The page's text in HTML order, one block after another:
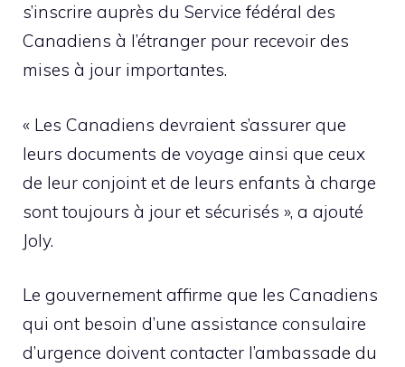
s’inscrire auprès du Service fédéral des
Canadiens à l’étranger pour recevoir des
mises à jour importantes.
« Les Canadiens devraient s’assurer que
leurs documents de voyage ainsi que ceux
de leur conjoint et de leurs enfants à charge
sont toujours à jour et sécurisés », a ajouté
Joly.
Le gouvernement affirme que les Canadiens
qui ont besoin d’une assistance consulaire
d’urgence doivent contacter l’ambassade du